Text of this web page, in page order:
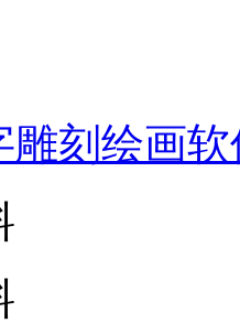
雕刻绘画